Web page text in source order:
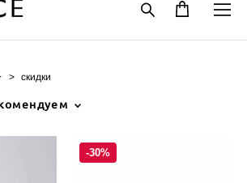
> скидки
-30%